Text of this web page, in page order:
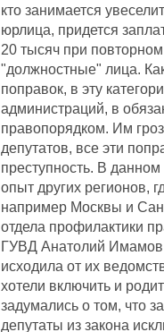
кто занимается
юрлица, придется
20 тысяч при
"должностные" лица.
поправок, в эту
администраций, в
правопорядком. Им
депутатов, все эти
преступность. В
опыт других регионов,
например Москвы и
отдела профилактики
ГУВД Анатолий
исходила от их
хотели включить и
задумались о том, что
депутаты из закона